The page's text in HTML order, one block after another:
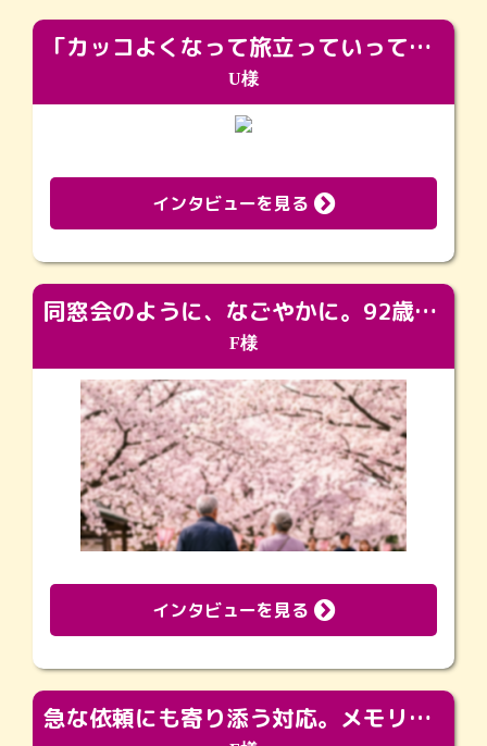
「カッコよくなって旅立っていってくれました（笑）もっとカッコいいって言ってあげればよかったな」
U様
インタビューを見る
同窓会のように、なごやかに。92歳の旅立ちを彩った、再会と感謝の場
F様
インタビューを見る
急な依頼にも寄り添う対応。メモリアルコーナーで振り返る大切な日々